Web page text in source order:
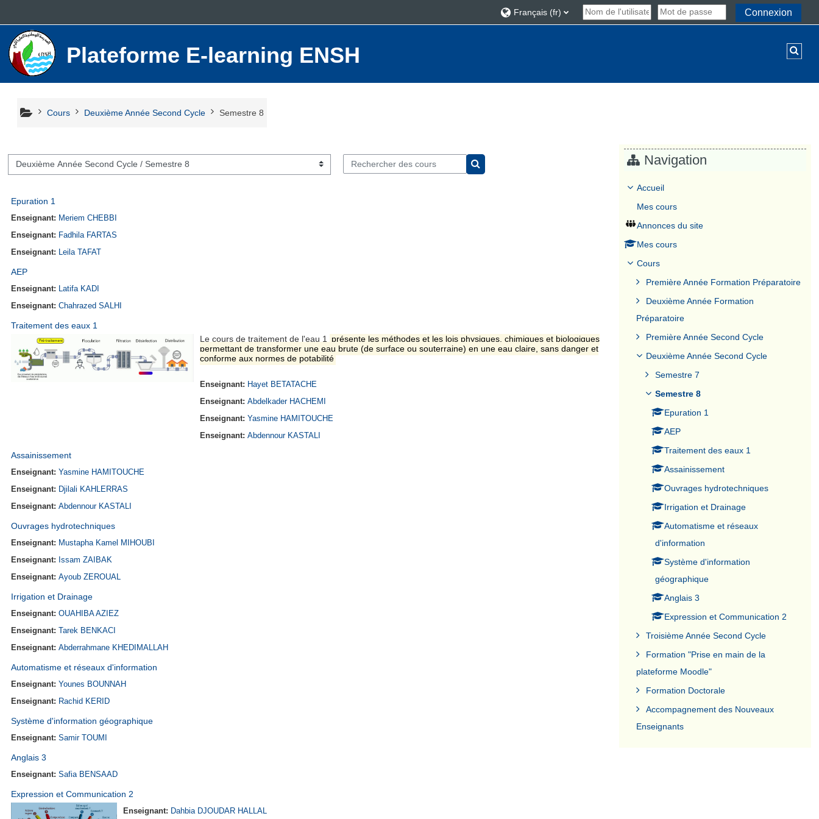
Français ‎(fr)‎
Connexion
Plateforme E-learning ENSH
Cours Deuxième Année Second Cycle Semestre 8
de cours
Rechercher des cours
Rechercher des cours
Epuration 1
Enseignant: Meriem CHEBBI
Enseignant: Fadhila FARTAS
Enseignant: Leila TAFAT
AEP
Enseignant: Latifa KADI
Enseignant:Chahrazed SALHI
Traitement des eaux 1
Le cours de traitement de l'eau 1 présente les méthodes et les lois physiques, chimiques et biologiques
permettant de transformer une eau brute (de surface ou souterraine) en une eau claire, sans danger et
conforme aux normes de potabilité
Enseignant: Hayet BETATACHE
Enseignant:Abdelkader HACHEMI
Enseignant:Yasmine HAMITOUCHE
Enseignant:Abdennour KASTALI
Assainissement
Enseignant:Yasmine HAMITOUCHE
Enseignant: Djilali KAHLERRAS
Enseignant:Abdennour KASTALI
Ouvrages hydrotechniques
Enseignant: Mustapha Kamel MIHOUBI
Enseignant: Issam ZAIBAK
Enseignant:Ayoub ZEROUAL
Irrigation et Drainage
Enseignant:OUAHIBA AZIEZ
Enseignant:Tarek BENKACI
Enseignant:Abderrahmane KHEDIMALLAH
Automatisme et réseaux d'information
Enseignant:Younes BOUNNAH
Enseignant: Rachid KERID
Système d'information géographique
Enseignant:Samir TOUMI
Anglais 3
Enseignant:Safia BENSAAD
Expression et Communication 2
Enseignant: Dahbia DJOUDAR HALLAL
Navigation
Accueil
Mes cours
Annonces du site
Mes cours
Cours
Première Année Formation Préparatoire
Deuxième Année Formation
Préparatoire
Première Année Second Cycle
Deuxième Année Second Cycle
Semestre 7
Semestre 8
Epuration 1
AEP
Traitement des eaux 1
Assainissement
Ouvrages hydrotechniques
Irrigation et Drainage
Automatisme et réseaux
d'information
Système d'information
géographique
Anglais 3
Expression et Communication 2
Troisième Année Second Cycle
Formation "Prise en main de la
plateforme Moodle"
Formation Doctorale
Accompagnement des Nouveaux
Enseignants